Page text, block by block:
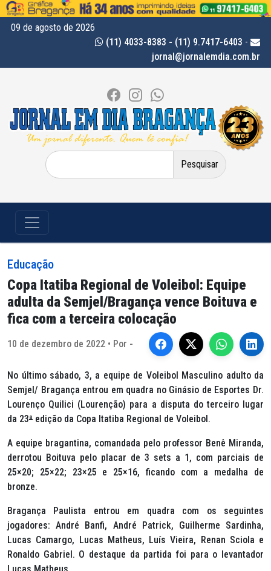
09 de agosto de 2026
(11) 4033-8383 - (11) 9.7417-6403 -
jornal@jornalemdia.com.br
Pesquisar
por:
Educação
Copa Itatiba Regional de Voleibol: Equipe
adulta da Semjel/Bragança vence Boituva e
fica com a terceira colocação
10 de dezembro de 2022 • Por -
No último sábado, 3, a equipe de Voleibol Masculino adulto da
Semjel/ Bragança entrou em quadra no Ginásio de Esportes Dr.
Lourenço Quilici (Lourenção) para a disputa do terceiro lugar
da 23ª edição da Copa Itatiba Regional de Voleibol.
A equipe bragantina, comandada pelo professor Benê Miranda,
derrotou Boituva pelo placar de 3 sets a 1, com parciais de
25×20; 25×22; 23×25 e 25×16, ficando com a medalha de
bronze.
Bragança Paulista entrou em quadra com os seguintes
jogadores: André Banfi, André Patrick, Guilherme Sardinha,
Lucas Camargo, Lucas Matheus, Luís Vieira, Renan Sciola e
Ronaldo Gabriel. O destaque da partida foi para o levantador